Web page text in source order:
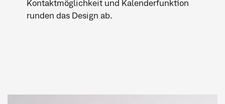
Kontaktmöglichkeit und Kalenderfunktion
runden das Design ab.